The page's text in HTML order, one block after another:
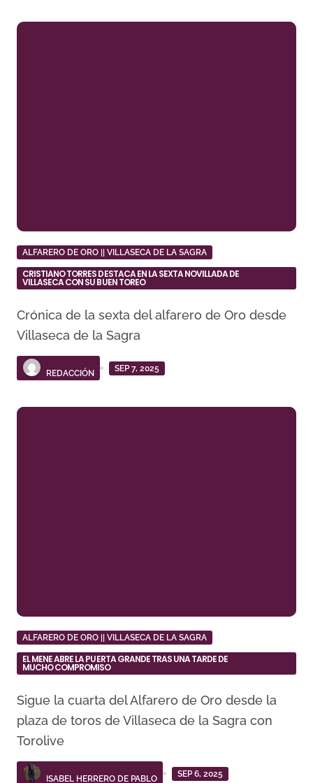
ALFARERO DE ORO || VILLASECA DE LA SAGRA
CRISTIANO TORRES DESTACA EN LA SEXTA NOVILLADA DE
VILLASECA CON SU BUEN TOREO
Crónica de la sexta del alfarero de Oro desde
Villaseca de la Sagra
REDACCIÓN
SEP 7, 2025
ALFARERO DE ORO || VILLASECA DE LA SAGRA
EL MENE ABRE LA PUERTA GRANDE TRAS UNA TARDE DE
MUCHO COMPROMISO
Sigue la cuarta del Alfarero de Oro desde la
plaza de toros de Villaseca de la Sagra con
Torolive
ISABEL HERRERO DE PABLO
SEP 6, 2025